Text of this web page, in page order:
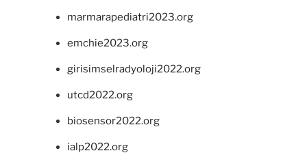
marmarapediatri2023.org
emchie2023.org
girisimselradyoloji2022.org
utcd2022.org
biosensor2022.org
ialp2022.org